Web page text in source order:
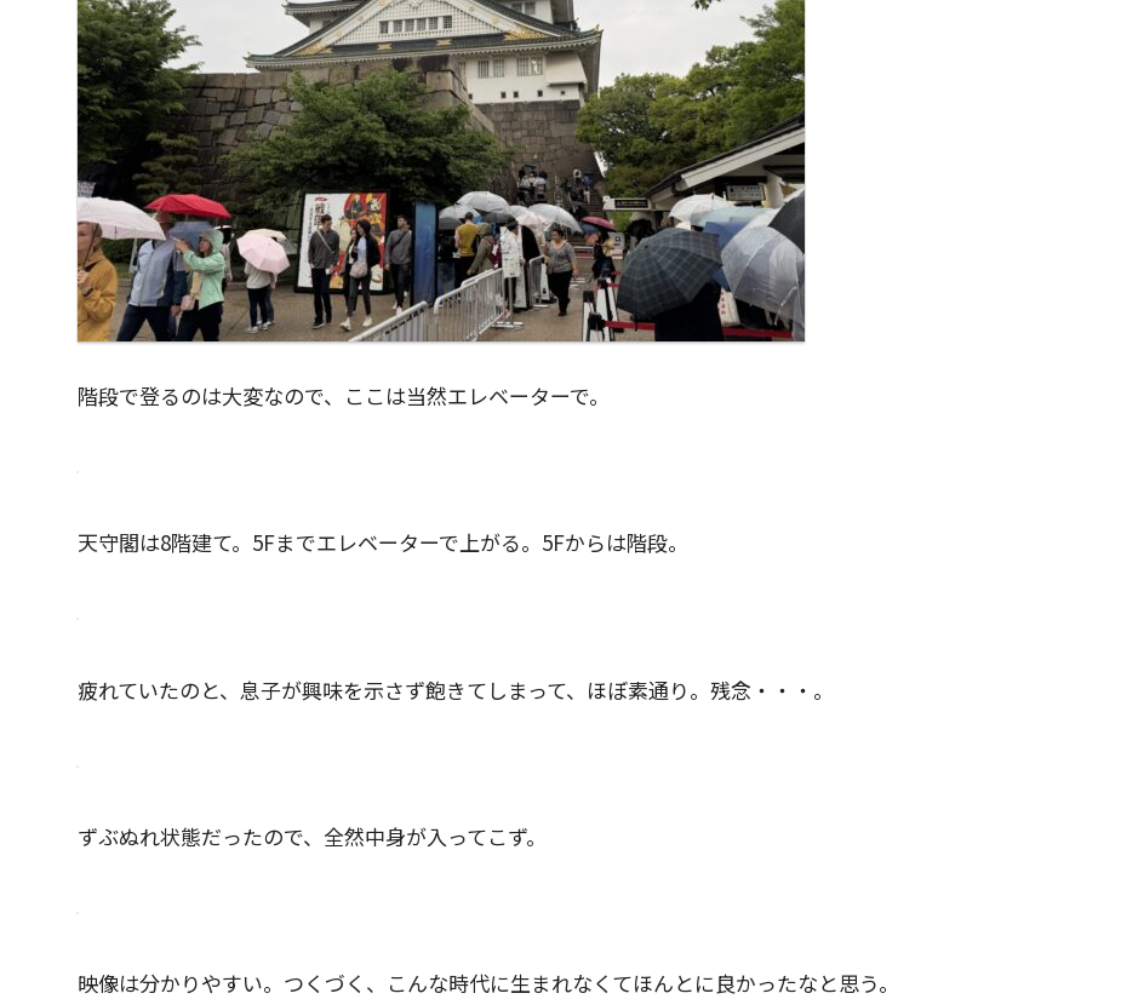
階段で登るのは大変なので、ここは当然エレベーターで。
天守閣は8階建て。5Fまでエレベーターで上がる。5Fからは階段。
疲れていたのと、息子が興味を示さず飽きてしまって、ほぼ素通り。残念・・・。
ずぶぬれ状態だったので、全然中身が入ってこず。
映像は分かりやすい。つくづく、こんな時代に生まれなくてほんとに良かったなと思う。